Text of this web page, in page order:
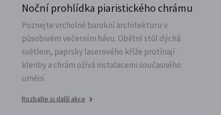
Noční prohlídka piaristického chrámu
Poznejte vrcholně barokní architekturu v
působivém večerním hávu. Obětní stůl dýchá
světlem, paprsky laserového kříže protínají
klenby a chrám ožívá instalacemi současného
umění.
Rozbalte si další akce